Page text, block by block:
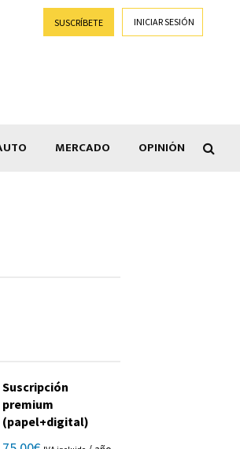
SUSCRÍBETE INICIAR SESIÓN
MERCADO OPINIÓN
Suscripción
premium
(papel+digital)